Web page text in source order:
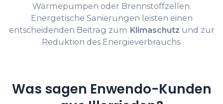
Wärmepumpen oder Brennstoffzellen.
Energetische Sanierungen leisten einen
entscheidenden Beitrag zum Klimaschutz und zur
Reduktion des Energieverbrauchs.
Was sagen Enwendo-Kunden